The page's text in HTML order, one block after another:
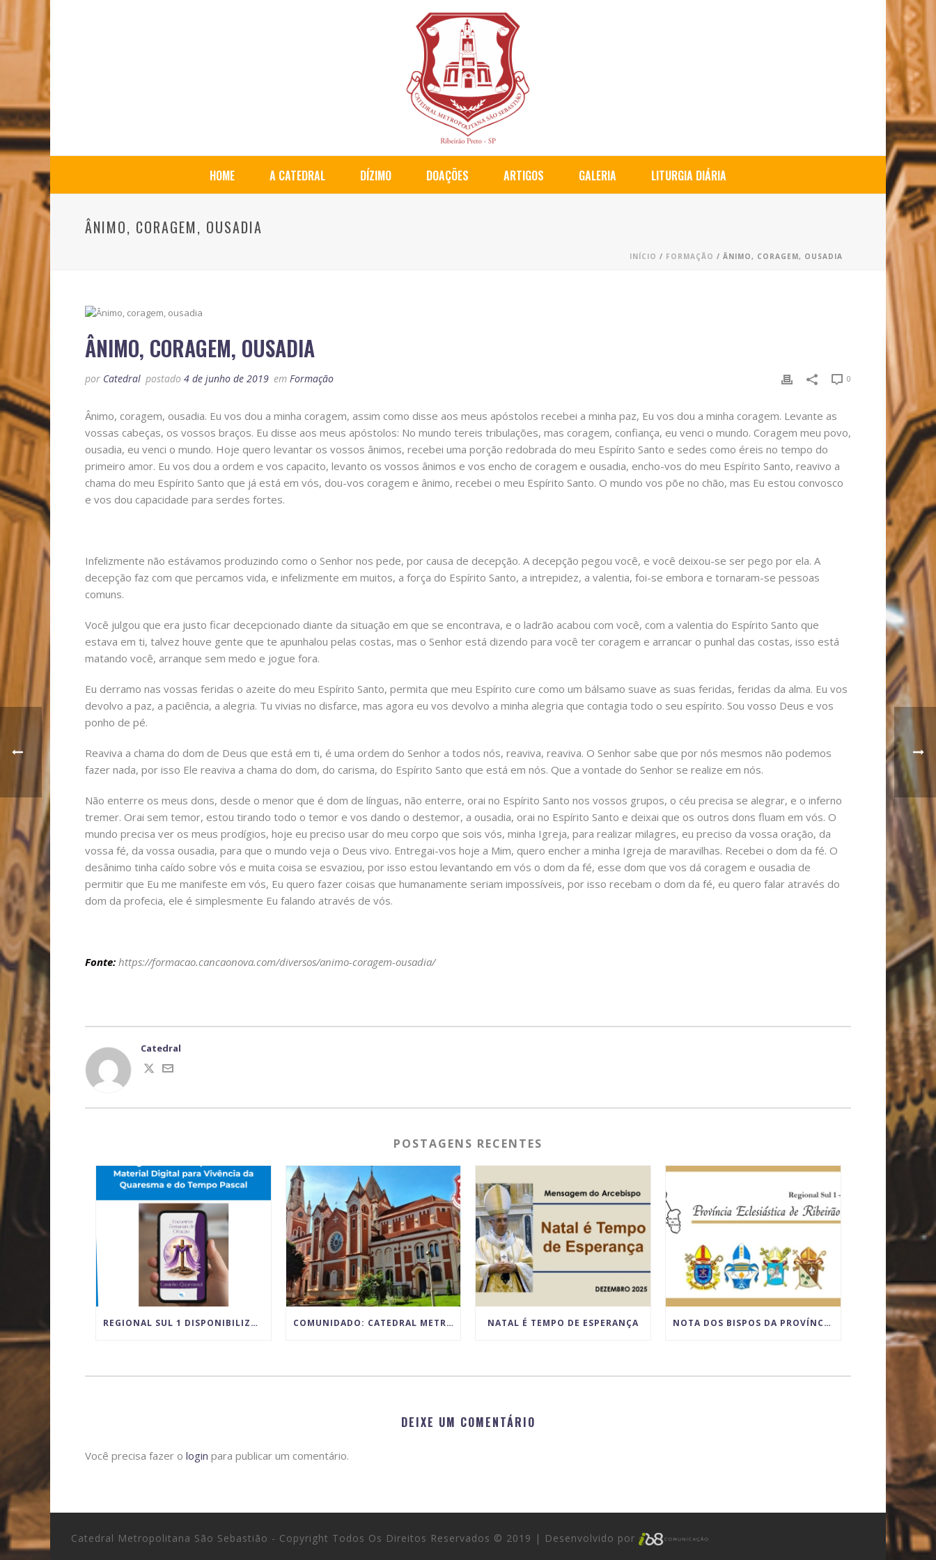
HOME A CATEDRAL DÍZIMO DOAÇÕES ARTIGOS GALERIA LITURGIA DIÁRIA
ÂNIMO, CORAGEM, OUSADIA
INÍCIO / FORMAÇÃO / ÂNIMO, CORAGEM, OUSADIA
ÂNIMO, CORAGEM, OUSADIA
por Catedral postado 4 de junho de 2019 em Formação 0
Ânimo, coragem, ousadia. Eu vos dou a minha coragem, assim como disse aos meus apóstolos recebei a minha paz, Eu vos dou a minha coragem. Levante as
vossas cabeças, os vossos braços. Eu disse aos meus apóstolos: No mundo tereis tribulações, mas coragem, confiança, eu venci o mundo. Coragem meu povo,
ousadia, eu venci o mundo. Hoje quero levantar os vossos ânimos, recebei uma porção redobrada do meu Espírito Santo e sedes como éreis no tempo do
primeiro amor. Eu vos dou a ordem e vos capacito, levanto os vossos ânimos e vos encho de coragem e ousadia, encho-vos do meu Espírito Santo, reavivo a
chama do meu Espírito Santo que já está em vós, dou-vos coragem e ânimo, recebei o meu Espírito Santo. O mundo vos põe no chão, mas Eu estou convosco
e vos dou capacidade para serdes fortes.
Infelizmente não estávamos produzindo como o Senhor nos pede, por causa de decepção. A decepção pegou você, e você deixou-se ser pego por ela. A
decepção faz com que percamos vida, e infelizmente em muitos, a força do Espírito Santo, a intrepidez, a valentia, foi-se embora e tornaram-se pessoas
comuns.
Você julgou que era justo ficar decepcionado diante da situação em que se encontrava, e o ladrão acabou com você, com a valentia do Espírito Santo que
estava em ti, talvez houve gente que te apunhalou pelas costas, mas o Senhor está dizendo para você ter coragem e arrancar o punhal das costas, isso está
matando você, arranque sem medo e jogue fora.
Eu derramo nas vossas feridas o azeite do meu Espírito Santo, permita que meu Espírito cure como um bálsamo suave as suas feridas, feridas da alma. Eu vos
devolvo a paz, a paciência, a alegria. Tu vivias no disfarce, mas agora eu vos devolvo a minha alegria que contagia todo o seu espírito. Sou vosso Deus e vos
ponho de pé.
Reaviva a chama do dom de Deus que está em ti, é uma ordem do Senhor a todos nós, reaviva, reaviva. O Senhor sabe que por nós mesmos não podemos
fazer nada, por isso Ele reaviva a chama do dom, do carisma, do Espírito Santo que está em nós. Que a vontade do Senhor se realize em nós.
Não enterre os meus dons, desde o menor que é dom de línguas, não enterre, orai no Espírito Santo nos vossos grupos, o céu precisa se alegrar, e o inferno
tremer. Orai sem temor, estou tirando todo o temor e vos dando o destemor, a ousadia, orai no Espírito Santo e deixai que os outros dons fluam em vós. O
mundo precisa ver os meus prodígios, hoje eu preciso usar do meu corpo que sois vós, minha Igreja, para realizar milagres, eu preciso da vossa oração, da
vossa fé, da vossa ousadia, para que o mundo veja o Deus vivo. Entregai-vos hoje a Mim, quero encher a minha Igreja de maravilhas. Recebei o dom da fé. O
desânimo tinha caído sobre vós e muita coisa se esvaziou, por isso estou levantando em vós o dom da fé, esse dom que vos dá coragem e ousadia de
permitir que Eu me manifeste em vós, Eu quero fazer coisas que humanamente seriam impossíveis, por isso recebam o dom da fé, eu quero falar através do
dom da profecia, ele é simplesmente Eu falando através de vós.
Fonte: https://formacao.cancaonova.com/diversos/animo-coragem-ousadia/
Catedral
POSTAGENS RECENTES
REGIONAL SUL 1 DISPONIBILIZA MATERIAL DIGITAL PARA VIVÊNCIA DA QUARESMA E DO TEMPO PASCAL COMUNIDADO: CATEDRAL METROPOLITANA ANUNCIA PARALISAÇÃO TEMPORÁRIA DAS ATIVIDADES POR MOTIVO DAS OBRAS DE RESTAURO NATAL É TEMPO DE ESPERANÇA NOTA DOS BISPOS DA PROVÍNCIA ECLESIÁSTICA DE RIBEIRÃO PRETO SOBRE O LUGAR DA CELEBRAÇÃO DO MATRIMÔNIO
DEIXE UM COMENTÁRIO
Você precisa fazer o login para publicar um comentário.
Catedral Metropolitana São Sebastião - Copyright Todos Os Direitos Reservados © 2019 | Desenvolvido por